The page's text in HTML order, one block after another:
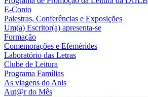
E-Conto
Palestras, Conferências e Exposições
Um(a) Escritor(a) apresenta-se
Formação
Comemorações e Efemérides
Laboratório das Letras
Clube de Leitura
Programa Famílias
As viagens do Anis
Aut@r do Mês